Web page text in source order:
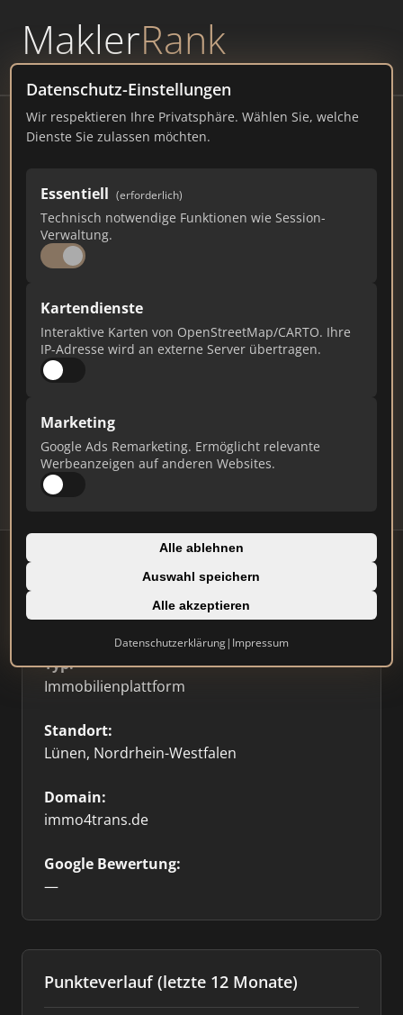
MaklerRank
powered byWAVEPOINT
Datenschutz-Einstellungen
Wir respektieren Ihre Privatsphäre. Wählen Sie, welche
Dienste Sie zulassen möchten.
Essentiell (erforderlich)
Technisch notwendige Funktionen wie Session-
Verwaltung.
Kartendienste
Interaktive Karten von OpenStreetMap/CARTO. Ihre
IP-Adresse wird an externe Server übertragen.
Marketing
Google Ads Remarketing. Ermöglicht relevante
Werbeanzeigen auf anderen Websites.
Alle ablehnen
Auswahl speichern
Alle akzeptieren
Datenschutzerklärung| Impressum
4trans group UG
Viktoriastraße 60b, 44532 Lünen
immo4trans.de
6.930
Gesamtpunkte
Ist das Ihr Unternehmen?
Daten und erhalten Sie monatliche Ranking-
Updates.
Profil beanspruchen
⭐ Etabliert
Typ:
Immobilienplattform
Standort:
Lünen, Nordrhein-Westfalen
Domain:
immo4trans.de
Google Bewertung:
—
Punkteverlauf (letzte 12 Monate)